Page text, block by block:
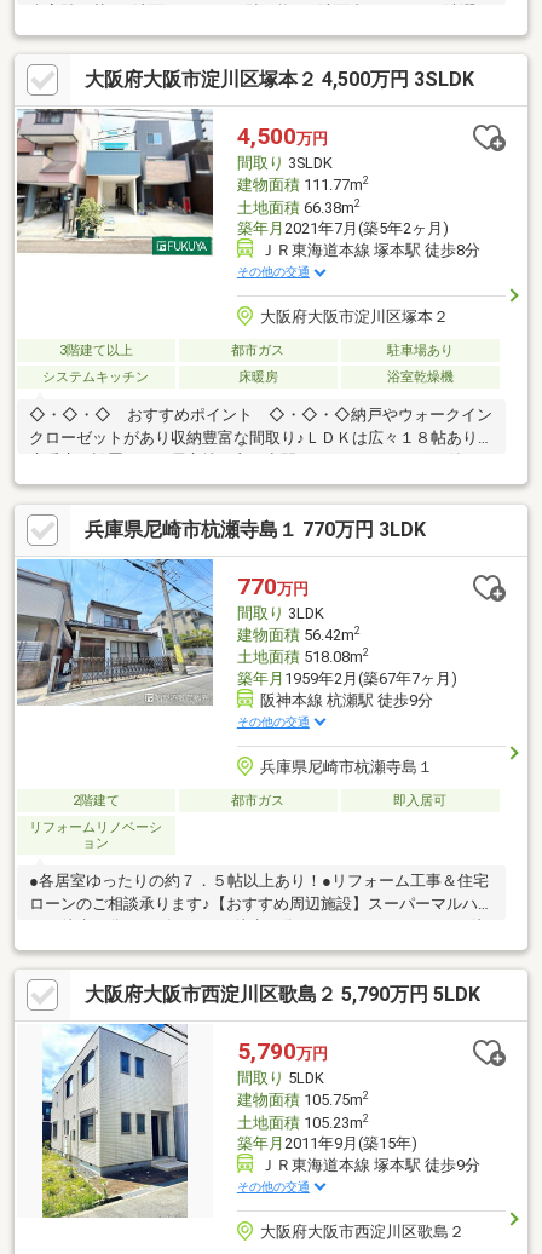
全室貼り替え●洗面、トイレCF貼り換え●洗面台、トイレ、洗濯パ
ン新調●1階フロアタイル貼り替えACCESS阪神本線「姫島」駅
約8分東西線「御幣」駅 約11分JR「塚本」駅 約12分
大阪府大阪市淀川区塚本２ 4,500万円 3SLDK
4,500万円
間取り 3SLDK
建物面積111.77m2
土地面積66.38m2
築年月 2021年7月(築5年2ヶ月)
ＪＲ東海道本線 塚本駅 徒歩8分
その他の交通
大阪府大阪市淀川区塚本２
3階建て以上 都市ガス
駐車場あり
システムキッチン
床暖房 浴室乾燥機
◇・◇・◇ おすすめポイント ◇・◇・◇納戸やウォークイン
クローゼットがあり収納豊富な間取り♪ＬＤＫは広々１８帖あり、
防犯面も安心♪南庭や３階の南向きバルコニーでガーデニングや家
庭菜園も楽しめます♪車庫面積約１３．５㎡・ハイルーフ車も駐車
可♪自転車を止めれるスペースもございます♪◆・◆・ 周辺環
境 ・◆・◆阪急オアシス塚本店：徒歩6分（464ｍ）ローソン淀
川通塚本店：徒歩3分（185ｍ）スギ薬局塚本駅前店：徒歩8分
（562ｍ）淀川新北野郵便局：徒歩4分（300ｍ）十三公園：徒歩6
分（461ｍ）
兵庫県尼崎市杭瀬寺島１ 770万円 3LDK
770万円
間取り 3LDK
建物面積56.42m2
土地面積518.08m2
築年月 1959年2月(築67年7ヶ月)
阪神本線 杭瀬駅 徒歩9分
その他の交通
兵庫県尼崎市杭瀬寺島１
2階建て 都市ガス
即入居可
リフォームリノベーシ
ョン
●各居室ゆったりの約７．５帖以上あり！●リフォーム工事＆住宅
ローンのご相談承ります♪【おすすめ周辺施設】スーパーマルハチ
まで徒歩５分／イズミヤまで徒歩７分／ココカラファインまで徒
歩７分 ／キャンドゥまで徒歩８分■旧法賃借権／借地料：３
８，０００円は年２回に分けて徴収／新借地料検討中／承諾料：
１，８００，０００円■□■９０店舗以上のFUKUYAネットワークで
サポートいたします■□■家を買うとき・売るときは福屋不動産販
売尼崎店にお任せください！お客様からのお問い合わせをスタッ
フ一同お待ちしております！フリーダイヤル：０１２０－２７－
２９８１
大阪府大阪市西淀川区歌島２ 5,790万円 5LDK
5,790万円
間取り 5LDK
建物面積105.75m2
土地面積105.23m2
築年月 2011年9月(築15年)
ＪＲ東海道本線 塚本駅 徒歩9分
その他の交通
大阪府大阪市西淀川区歌島２